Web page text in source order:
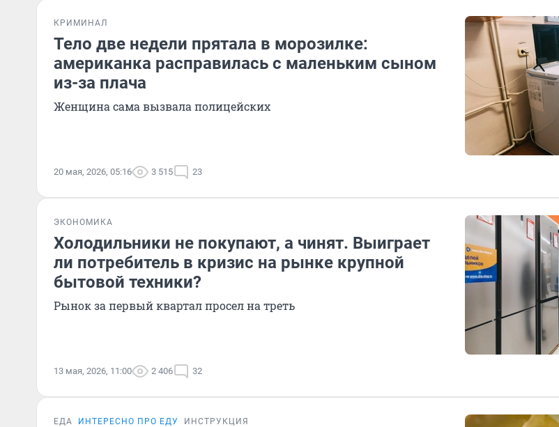
КРИМИНАЛ
Тело две недели прятала в морозилке:
американка расправилась с маленьким сыном
из-за плача
Женщина сама вызвала полицейских
20 мая, 2026, 05:16 3 515 23
ЭКОНОМИКА
Холодильники не покупают, а чинят. Выиграет
ли потребитель в кризис на рынке крупной
бытовой техники?
Рынок за первый квартал просел на треть
13 мая, 2026, 11:00 2 406 32
ЕДА ИНТЕРЕСНО ПРО ЕДУ ИНСТРУКЦИЯ